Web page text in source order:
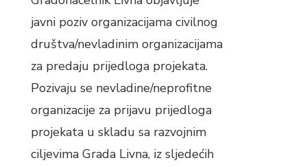
javni poziv organizacijama civilnog
društva/nevladinim organizacijama
za predaju prijedloga projekata.
Pozivaju se nevladine/neprofitne
organizacije za prijavu prijedloga
projekata u skladu sa razvojnim
ciljevima Grada Livna, iz sljedećih